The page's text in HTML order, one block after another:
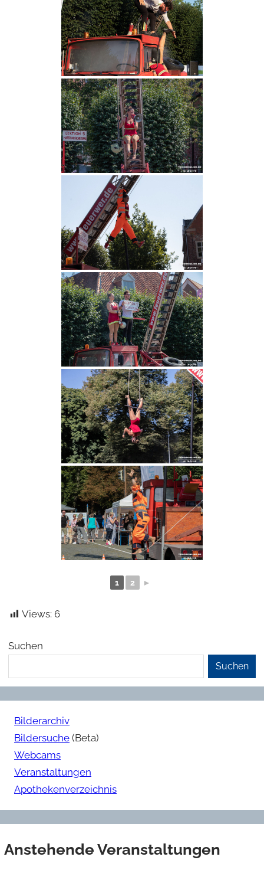
1 2 ►
Views: 6
Suchen
Suchen
Bilderarchiv
Bildersuche (Beta)
Webcams
Veranstaltungen
Apothekenverzeichnis
Anstehende Veranstaltungen